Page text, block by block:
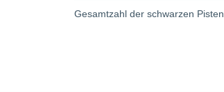
Gesamtzahl der schwarzen Pisten